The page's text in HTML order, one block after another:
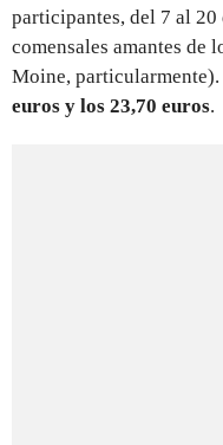
participantes, del 7 al
comensales amantes de
Moine, particularmente).
euros y los 23,70 euros.